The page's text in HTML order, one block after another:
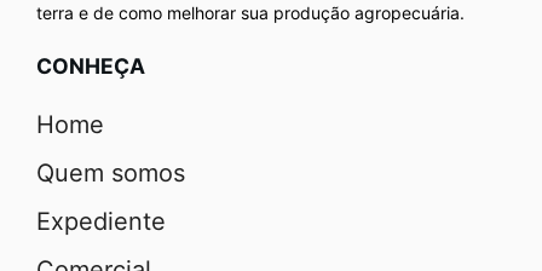
terra e de como melhorar sua produção agropecuária.
CONHEÇA
Home
Quem somos
Expediente